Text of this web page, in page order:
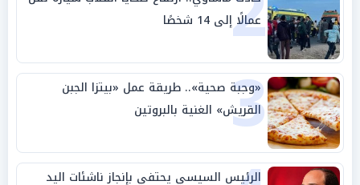
عمالًا إلى 14 شخصًا
3
«وجبة صحية».. طريقة عمل «بيتزا الجبن
القريش» الغنية بالبروتين
الرئيس السيسي يحتفي بإنجاز ناشئات اليد